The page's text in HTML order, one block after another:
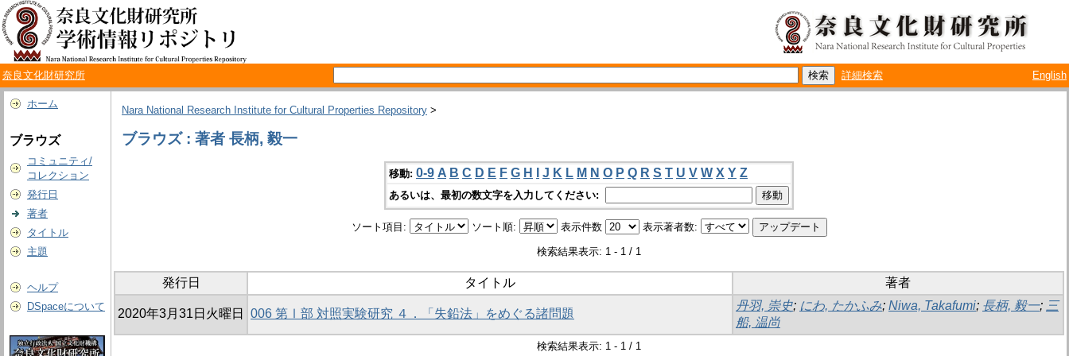
奈良文化財研究所 詳細検索 English
ホーム
ブラウズ
コミュニティ/
コレクション
発行日
著者
タイトル
主題
ヘルプ
DSpaceについて
Nara National Research Institute for Cultural Properties Repository >
ブラウズ : 著者 長柄, 毅一
移動: 0-9 A B C D E F G H J K L M N O P Q R S T U V W X Y Z
あるいは、最初の数文字を入力してください:
ソート項目: ソート順: 表示件数 表示著者数:
検索結果表示: 1 - 1 / 1
発行日 タイトル 著者
2020年3月31日火曜日 006 第Ⅰ部 対照実験研究 ４．「失鉛法」をめぐる諸問題
丹羽, 崇史; にわ, たかふみ; Niwa, Takafumi; 長柄, 毅一; 三
船, 温尚
検索結果表示: 1 - 1 / 1